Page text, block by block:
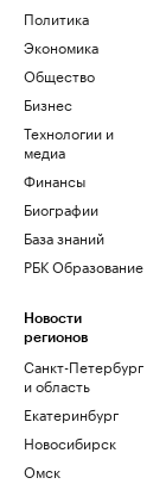
Политика
Экономика
Общество
Бизнес
Технологии и
медиа
Финансы
Биографии
База знаний
РБК Образование
Новости
регионов
Санкт-Петербург
и область
Екатеринбург
Новосибирск
Омск